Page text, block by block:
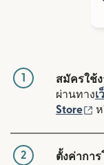
1 สมัครใช้
ผ่านทางเ
Store
(
2 ตั้งค่ากา